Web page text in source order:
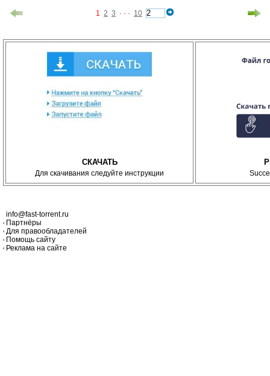
1 2 3 · · · 10
СКАЧАТЬ
Для скачивания следуйте инструкции
info@fast-torrent.ru
Партнёры
Для правообладателей
Помощь сайту
Реклама на сайте